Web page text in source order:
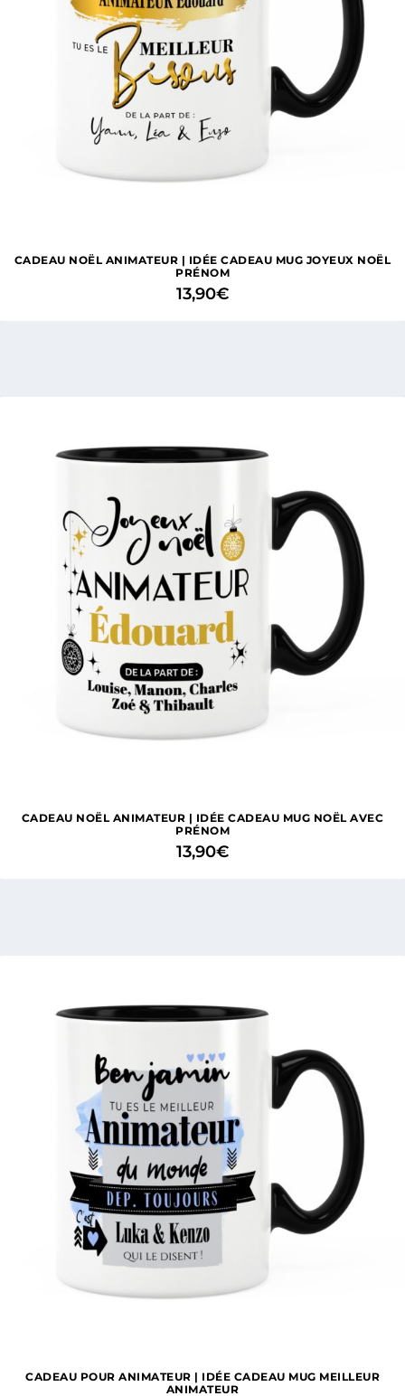
CADEAU NOËL ANIMATEUR | IDÉE CADEAU MUG JOYEUX NOËL
PRÉNOM
13,90€
CADEAU NOËL ANIMATEUR | IDÉE CADEAU MUG NOËL AVEC
PRÉNOM
13,90€
CADEAU POUR ANIMATEUR | IDÉE CADEAU MUG MEILLEUR
ANIMATEUR